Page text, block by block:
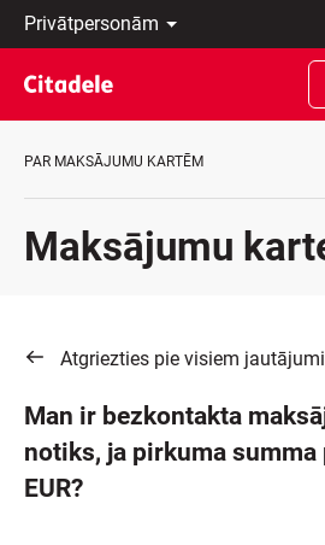
Privātpersonām
Uzņēmumiem
Private
Banking
Par
C
lv
Latviski
По-
русски
In
PAR MAKSĀJUMU KARTĒM
Maksājumu
Atgriezties pie visiem
Man ir bezkontakta
notiks, ja pirkuma summa
EUR?